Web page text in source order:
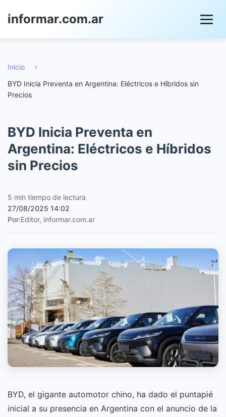
informar.com.ar
Inicio
›
BYD Inicia Preventa en Argentina: Eléctricos e Híbridos sin
Precios
BYD Inicia Preventa en
Argentina: Eléctricos e Híbridos
sin Precios
5 min tiempo de lectura
27/08/2025 14:02
Por:Editor, informar.com.ar
BYD, el gigante automotor chino, ha dado el puntapié
inicial a su presencia en Argentina con el anuncio de la